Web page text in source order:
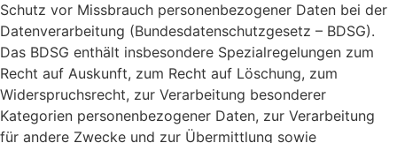
Schutz vor Missbrauch personenbezogener Daten bei der
Datenverarbeitung (Bundesdatenschutzgesetz – BDSG).
Das BDSG enthält insbesondere Spezialregelungen zum
Recht auf Auskunft, zum Recht auf Löschung, zum
Widerspruchsrecht, zur Verarbeitung besonderer
Kategorien personenbezogener Daten, zur Verarbeitung
für andere Zwecke und zur Übermittlung sowie